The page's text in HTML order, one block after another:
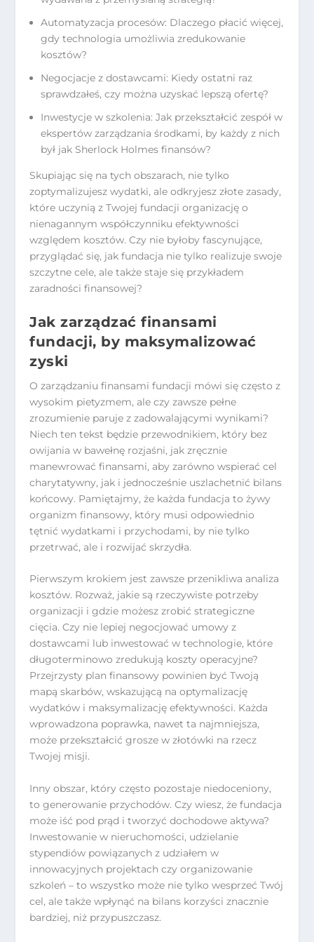
Automatyzacja procesów: Dlaczego płacić więcej,
gdy technologia umożliwia zredukowanie
kosztów?
Negocjacje z dostawcami: Kiedy ostatni raz
sprawdzałeś, czy można uzyskać lepszą ofertę?
Inwestycje w szkolenia: Jak przekształcić zespół w
ekspertów zarządzania środkami, by każdy z nich
był jak Sherlock Holmes finansów?
Skupiając się na tych obszarach, nie tylko
zoptymalizujesz wydatki, ale odkryjesz złote zasady,
które uczynią z Twojej fundacji organizację o
nienagannym współczynniku efektywności
względem kosztów. Czy nie byłoby fascynujące,
przyglądać się, jak fundacja nie tylko realizuje swoje
szczytne cele, ale także staje się przykładem
zaradności finansowej?
Jak zarządzać finansami
fundacji, by maksymalizować
zyski
O zarządzaniu finansami fundacji mówi się często z
wysokim pietyzmem, ale czy zawsze pełne
zrozumienie paruje z zadowalającymi wynikami?
Niech ten tekst będzie przewodnikiem, który bez
owijania w bawełnę rozjaśni, jak zręcznie
manewrować finansami, aby zarówno wspierać cel
charytatywny, jak i jednocześnie uszlachetnić bilans
końcowy. Pamiętajmy, że każda fundacja to żywy
organizm finansowy, który musi odpowiednio
tętnić wydatkami i przychodami, by nie tylko
przetrwać, ale i rozwijać skrzydła.
Pierwszym krokiem jest zawsze przenikliwa analiza
kosztów. Rozważ, jakie są rzeczywiste potrzeby
organizacji i gdzie możesz zrobić strategiczne
cięcia. Czy nie lepiej negocjować umowy z
dostawcami lub inwestować w technologie, które
długoterminowo zredukują koszty operacyjne?
Przejrzysty plan finansowy powinien być Twoją
mapą skarbów, wskazującą na optymalizację
wydatków i maksymalizację efektywności. Każda
wprowadzona poprawka, nawet ta najmniejsza,
może przekształcić grosze w złotówki na rzecz
Twojej misji.
Inny obszar, który często pozostaje niedoceniony,
to generowanie przychodów. Czy wiesz, że fundacja
może iść pod prąd i tworzyć dochodowe aktywa?
Inwestowanie w nieruchomości, udzielanie
stypendiów powiązanych z udziałem w
innowacyjnych projektach czy organizowanie
szkoleń – to wszystko może nie tylko wesprzeć Twój
cel, ale także wpłynąć na bilans korzyści znacznie
bardziej, niż przypuszczasz.